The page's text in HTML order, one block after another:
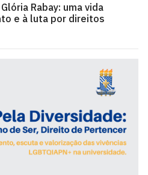
Rabay: uma vida
e à luta por direitos